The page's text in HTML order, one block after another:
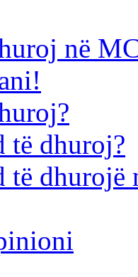
në
të dhuroj?
të dhurojë